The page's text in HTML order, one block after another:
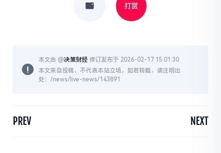
打赏
本文由 @决策财经 修订发布于 2026-02-17 15:01:30
本文来自投稿，不代表本站立场，如若转载，请注明出
处：/news/live-news/143891
PREV NEXT